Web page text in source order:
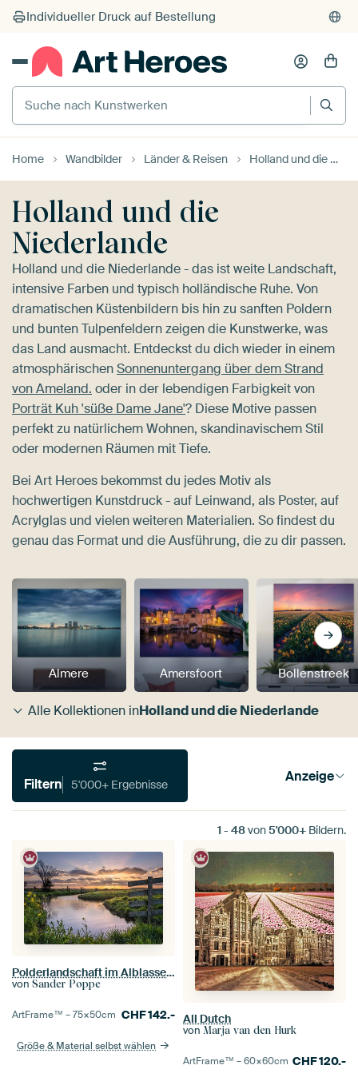
Suche nach Kunstwerken
Home Wandbilder Länder & Reisen Holland und die Niederlande
Holland und die
Niederlande
Holland und die Niederlande - das ist weite Landschaft,
intensive Farben und typisch holländische Ruhe. Von
dramatischen Küstenbildern bis hin zu sanften Poldern
und bunten Tulpenfeldern zeigen die Kunstwerke, was
das Land ausmacht. Entdeckst du dich wieder in einem
atmosphärischenSonnenuntergang über dem Strand
von Ameland. oder in der lebendigen Farbigkeit von
Porträt Kuh 'süße Dame Jane'? Diese Motive passen
perfekt zu natürlichem Wohnen, skandinavischem Stil
oder modernen Räumen mit Tiefe.
Bei Art Heroes bekommst du jedes Motiv als
hochwertigen Kunstdruck - auf Leinwand, als Poster, auf
Acrylglas und vielen weiteren Materialien. So findest du
genau das Format und die Ausführung, die zu dir passen.
Almere Amersfoort Bollenstreek
Alle Kollektionen inHolland und die Niederlande
Filtern 5'000+ Ergebnisse Anzeige
1 - 48von5'000+ Bildern.
Polderlandschaft im Alblasserwaard
von Sander Poppe
ArtFrame™ –75×50cm CHF142.-
Größe & Material selbst wählen
All Dutch
von Marja van den Hurk
ArtFrame™ –60×60cm CHF120.-